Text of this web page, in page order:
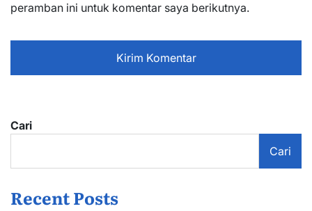
peramban ini untuk komentar saya berikutnya.
Cari
Cari
Recent Posts